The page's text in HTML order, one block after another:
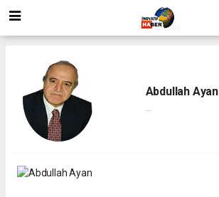
Abdullah Ayan
...